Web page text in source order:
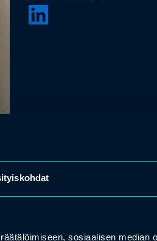
sosiaalisen median